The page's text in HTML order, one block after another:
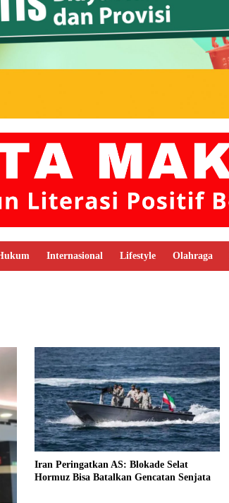
Internasional Lifestyle Olahraga
Iran Peringatkan AS: Blokade Selat
Hormuz Bisa Batalkan Gencatan Senjata